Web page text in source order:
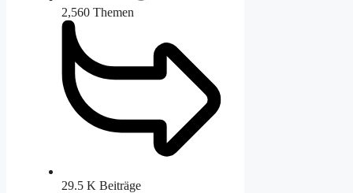
2,560 Themen
29.5 K Beiträge